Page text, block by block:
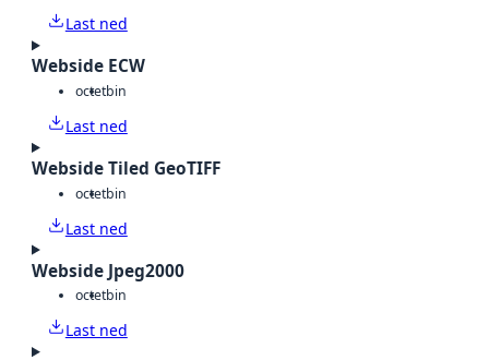
Last ned
Webside ECW
octetbin
Last ned
Webside Tiled GeoTIFF
octetbin
Last ned
Webside Jpeg2000
octetbin
Last ned